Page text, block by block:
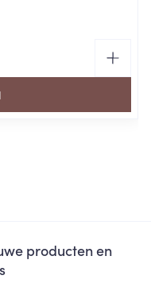
producten en